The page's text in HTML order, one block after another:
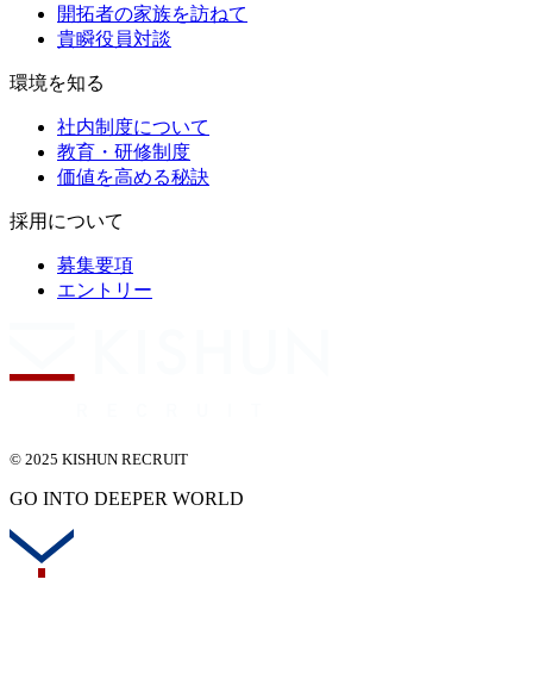
開拓者の家族を訪ねて
貴瞬役員対談
環境を知る
社内制度について
教育・研修制度
価値を高める秘訣
採用について
募集要項
エントリー
© 2025 KISHUN RECRUIT
GO INTO DEEPER WORLD